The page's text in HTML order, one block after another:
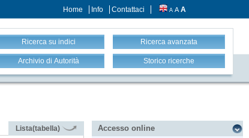
Home Info Contattaci A A A
Ricerca su indici Ricerca avanzata
Archivio di Autorità Storico ricerche
Lista(tabella) Accesso online